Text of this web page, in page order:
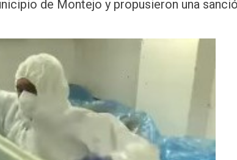
de Montejo y propusieron una